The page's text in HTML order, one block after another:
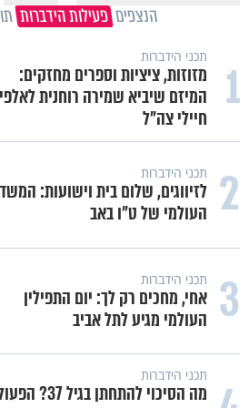
הנצפים פעילות הידברות
1 תכני הידברות
מזוזות, ציציות וספרים מחזקים:
המיזם שיביא שמירה רוחנית לאלפי
חיילי צה"ל
2 תכני הידברות
לזיווגים, שלום בית וישועות:
העולמי של ט"ו באב
3 תכני הידברות
אחי, מחכים רק לך: יום התפילין
העולמי מגיע לתל אביב
תכני הידברות
מה הסיכוי להתחתן בגיל